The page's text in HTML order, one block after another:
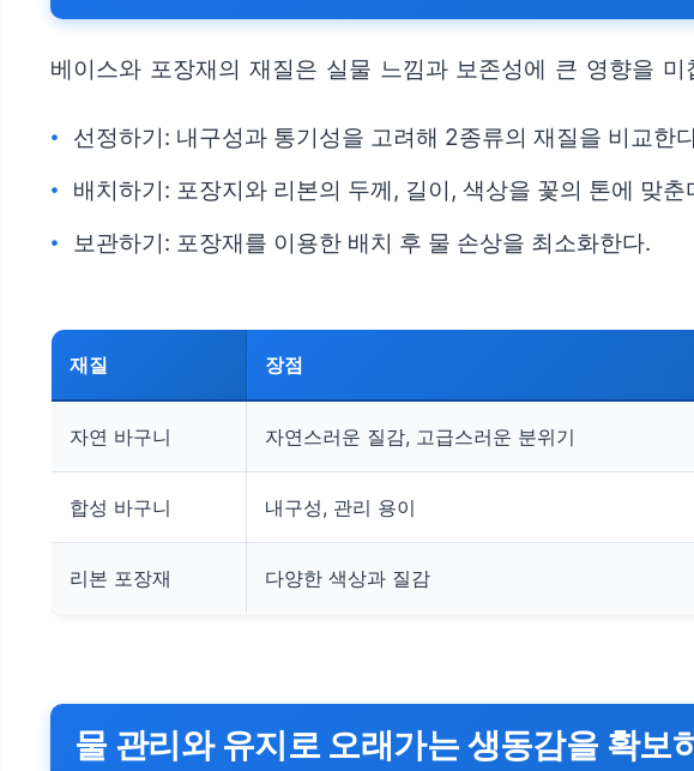
베이스와 포장재의 재질은 실물 느낌과 보존성에 큰 영향을
선정하기: 내구성과 통기성을 고려해 2종류의 재질을 비교한
배치하기: 포장지와 리본의 두께, 길이, 색상을 꽃의 톤에 맞춘
보관하기: 포장재를 이용한 배치 후 물 손상을 최소화한다.
재질 장점
자연 바구니 자연스러운 질감, 고급스러운 분위기
합성 바구니 내구성, 관리 용이
리본 포장재 다양한 색상과 질감
물 관리와 유지로 오래가는 생동감을 확보